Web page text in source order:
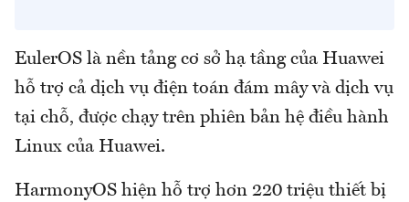
EulerOS là nền tảng cơ sở hạ tầng của Huawei
hỗ trợ cả dịch vụ điện toán đám mây và dịch vụ
tại chỗ, được chạy trên phiên bản hệ điều hành
Linux của Huawei.
HarmonyOS hiện hỗ trợ hơn 220 triệu thiết bị